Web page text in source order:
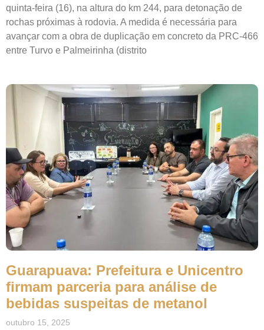
quinta-feira (16), na altura do km 244, para detonação de
rochas próximas à rodovia. A medida é necessária para
avançar com a obra de duplicação em concreto da PRC-466
entre Turvo e Palmeirinha (distrito
Guarapuava: Prefeitura e Unicentro
firmam parceria para análise de
bebidas suspeitas de metanol
outubro 15, 2025